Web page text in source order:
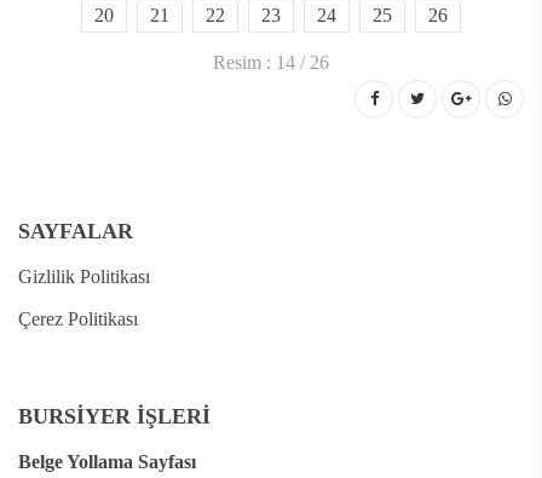
20 21 22 23 24 25 26
Resim : 14 / 26
SAYFALAR
Gizlilik Politikası
Çerez Politikası
BURSİYER İŞLERİ
Belge Yollama Sayfası